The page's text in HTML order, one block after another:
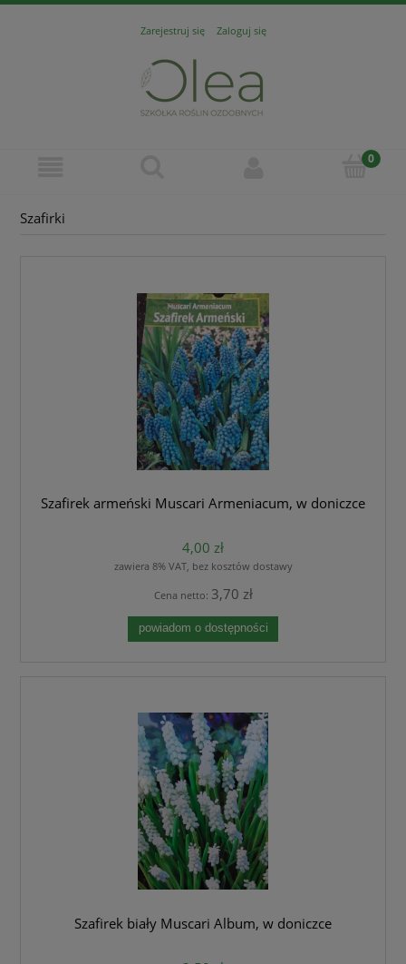
Zarejestruj się Zaloguj się
Szafirki
Szafirek armeński Muscari Armeniacum, w doniczce
4,00 zł
zawiera 8% VAT, bez kosztów dostawy
Cena netto: 3,70 zł
powiadom o dostępności
Szafirek biały Muscari Album, w doniczce